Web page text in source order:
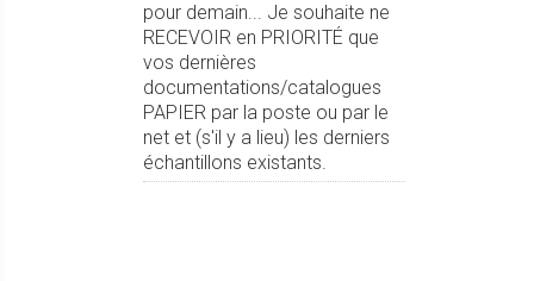
pour demain... Je souhaite ne
RECEVOIR en PRIORITÉ que
vos dernières
documentations/catalogues
PAPIER par la poste ou par le
net et (s'il y a lieu) les derniers
échantillons existants.